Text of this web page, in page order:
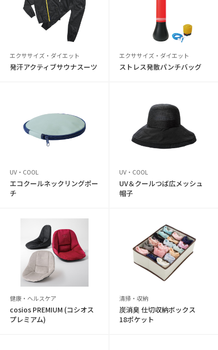
エクササイズ・ダイエット
発汗アクティブサウナスーツ
エクササイズ・ダイエット
ストレス発散パンチバッグ
UV・COOL
エコクールネックリングポー
チ
UV・COOL
UV＆クールつば広メッシュ
帽子
健康・ヘルスケア
cosios PREMIUM (コシオス
プレミアム)
清掃・収納
炭消臭 仕切収納ボックス
18ポケット